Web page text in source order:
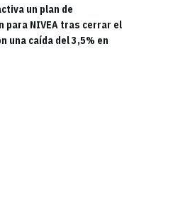
un plan de
para NIVEA tras cerrar el
una caída del 3,5% en